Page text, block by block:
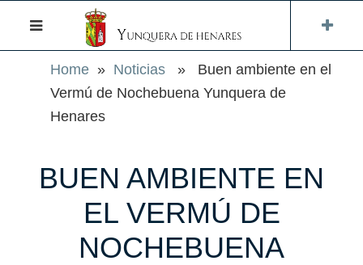
Home » Noticias » Buen ambiente en el
Vermú de Nochebuena Yunquera de
Henares
BUEN AMBIENTE EN
EL VERMÚ DE
NOCHEBUENA